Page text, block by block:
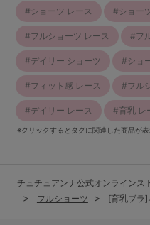
ショーツ レース ショー
フルショーツ レース フ
デイリー ショーツ ショ
フィット感 レース フル
デイリー レース 育乳 レ
※クリックするとタグに関連した商品が
チュチュアンナ公式オンラインス
フルショーツ
[育乳ブラ]